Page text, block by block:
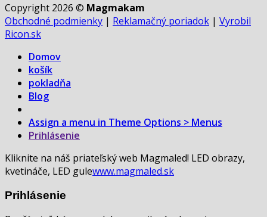
Copyright 2026 © Magmakam
Obchodné podmienky | Reklamačný poriadok | Vyrobil
Ricon.sk
Domov
košík
pokladňa
Blog
Assign a menu in Theme Options > Menus
Prihlásenie
Kliknite na náš priateľský web Magmaled! LED obrazy,
kvetináče, LED gulewww.magmaled.sk
Prihlásenie